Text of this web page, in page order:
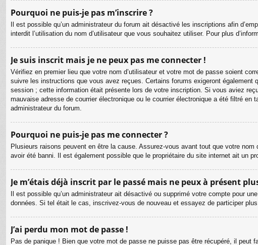
Pourquoi ne puis-je pas m’inscrire ?
Il est possible qu’un administrateur du forum ait désactivé les inscriptions afin
interdit l’utilisation du nom d’utilisateur que vous souhaitez utiliser. Pour plus
Je suis inscrit mais je ne peux pas me connecter !
Vérifiez en premier lieu que votre nom d’utilisateur et votre mot de passe soient
suivre les instructions que vous avez reçues. Certains forums exigeront
session ; cette information était présente lors de votre inscription. Si vous aviez
mauvaise adresse de courrier électronique ou le courrier électronique a été filtré
administrateur du forum.
Pourquoi ne puis-je pas me connecter ?
Plusieurs raisons peuvent en être la cause. Assurez-vous avant tout que votre
avoir été banni. Il est également possible que le propriétaire du site internet ait un
Je m’étais déjà inscrit par le passé mais ne peux à présent
Il est possible qu’un administrateur ait désactivé ou supprimé votre compte pour
données. Si tel était le cas, inscrivez-vous de nouveau et essayez de participer
J’ai perdu mon mot de passe !
Pas de panique ! Bien que votre mot de passe ne puisse pas être récupéré, il